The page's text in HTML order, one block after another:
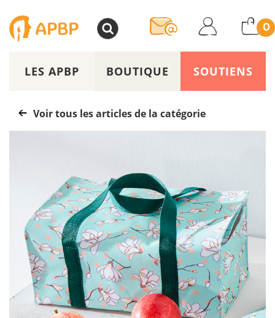
0
LES APBP BOUTIQUE SOUTIENS
Voir tous les articles de la catégorie